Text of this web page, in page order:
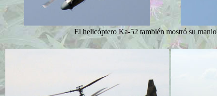
El helicóptero Ka-52 también mostró su